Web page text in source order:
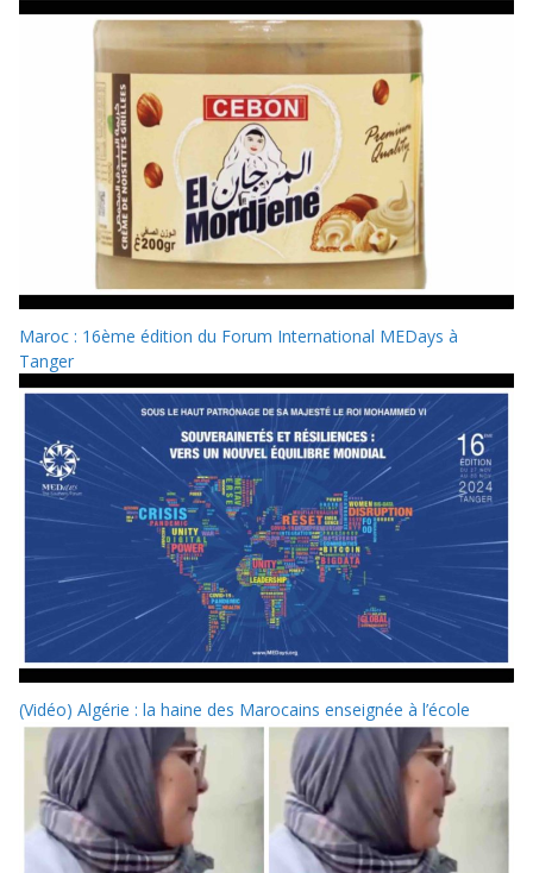
Maroc : 16ème édition du Forum International MEDays à
Tanger
(Vidéo) Algérie : la haine des Marocains enseignée à l’école